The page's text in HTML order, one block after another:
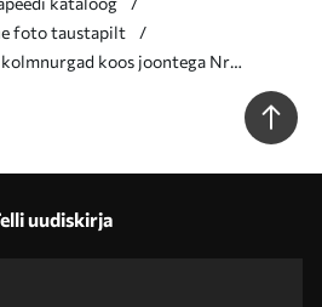
foto taustapilt
koos joontega Nr
uudiskirja